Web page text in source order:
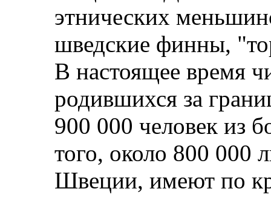
этнических
шведские финны,
В настоящее время
родившихся за
900 000 человек из
того, около 800 000
Швеции, имеют по